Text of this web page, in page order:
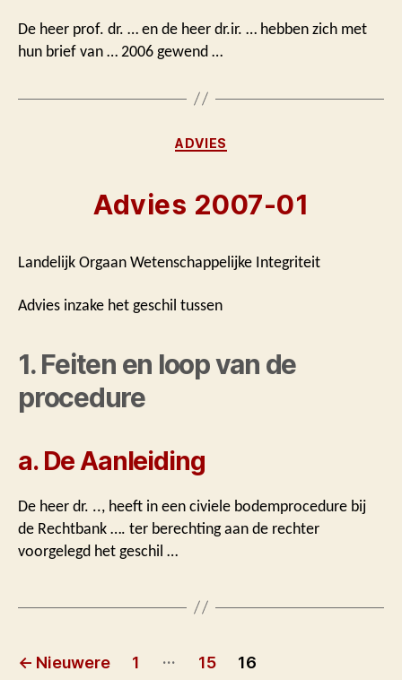
De heer prof. dr. … en de heer dr.ir. … hebben zich met
hun brief van … 2006 gewend …
Categorieën
ADVIES
Advies 2007-01
Landelijk Orgaan Wetenschappelijke Integriteit
Advies inzake het geschil tussen
1. Feiten en loop van de
procedure
a. De Aanleiding
De heer dr. .., heeft in een civiele bodemprocedure bij
de Rechtbank …. ter berechting aan de rechter
voorgelegd het geschil …
Berichten
← Nieuwere 1 … 15 16